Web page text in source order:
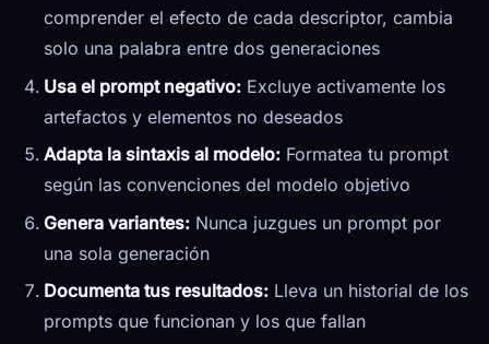
comprender el efecto de cada descriptor, cambia
solo una palabra entre dos generaciones
Usa el prompt negativo: Excluye activamente los
artefactos y elementos no deseados
Adapta la sintaxis al modelo: Formatea tu prompt
según las convenciones del modelo objetivo
Genera variantes: Nunca juzgues un prompt por
una sola generación
Documenta tus resultados: Lleva un historial de los
prompts que funcionan y los que fallan